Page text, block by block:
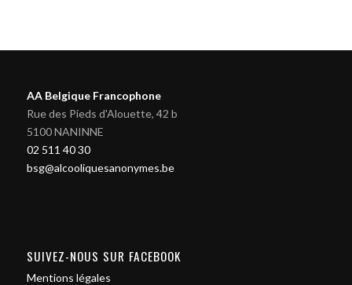
AA Belgique Francophone
Rue des Pieds d'Alouette, 42 b
5100 NANINNE
02 511 40 30
bsg@alcooliquesanonymes.be
SUIVEZ-NOUS SUR FACEBOOK
Mentions légales